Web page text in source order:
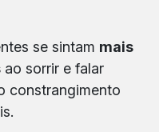
se sintam mais
ao sorrir e falar
constrangimento